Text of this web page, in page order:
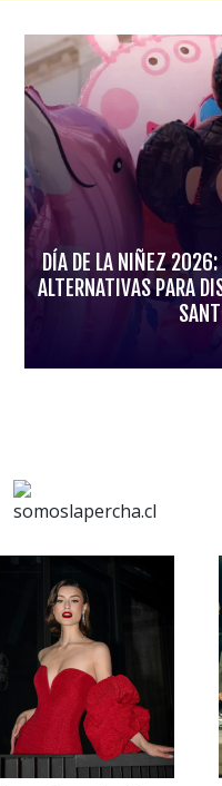
DÍA DE LA NIÑEZ 2026:
ALTERNATIVAS PARA